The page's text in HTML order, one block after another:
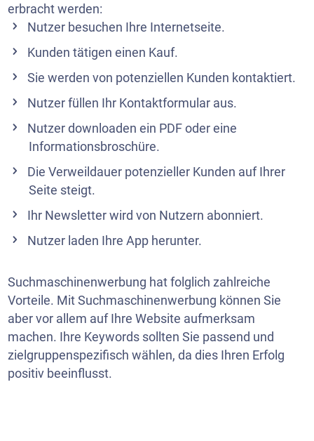
erbracht werden:
Nutzer besuchen Ihre Internetseite.
Kunden tätigen einen Kauf.
Sie werden von potenziellen Kunden kontaktiert.
Nutzer füllen Ihr Kontaktformular aus.
Nutzer downloaden ein PDF oder eine
Informationsbroschüre.
Die Verweildauer potenzieller Kunden auf Ihrer
Seite steigt.
Ihr Newsletterwird von Nutzern abonniert.
Nutzer laden Ihre App herunter.
Suchmaschinenwerbung hat folglich zahlreiche
Vorteile. Mit Suchmaschinenwerbung können Sie
aber vor allem auf Ihre Website aufmerksam
machen. Ihre Keywords sollten Sie passend und
zielgruppenspezifisch wählen, da dies Ihren Erfolg
positiv beeinflusst.